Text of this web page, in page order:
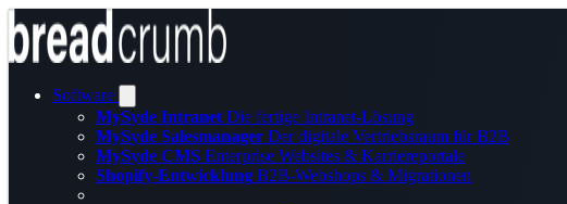
Software
MySyde Intranet Die fertige Intranet-Lösung
MySyde Salesmanager Der digitale Vertriebsraum für B2B
MySyde CMS Enterprise Websites & Karriereportale
Shopify-Entwicklung B2B-Webshops & Migrationen